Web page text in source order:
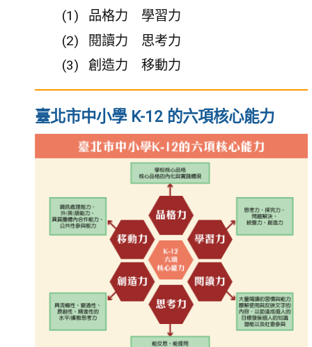
品格力 學習力
閱讀力 思考力
創造力 移動力
臺北市中小學 K-12 的六項核心能力